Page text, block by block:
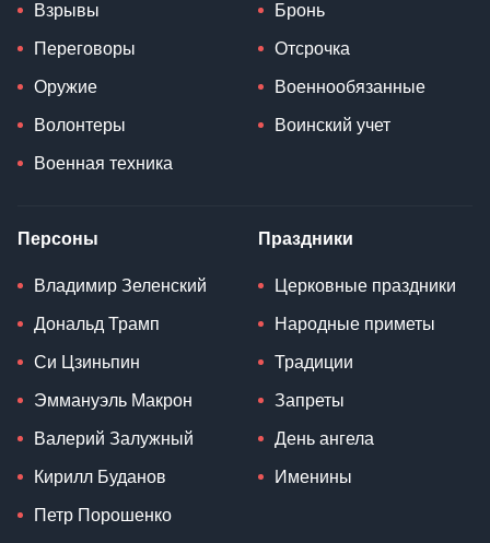
Взрывы
Переговоры
Оружие
Волонтеры
Военная техника
Бронь
Отсрочка
Военнообязанные
Воинский учет
Персоны
Владимир Зеленский
Дональд Трамп
Си Цзиньпин
Эммануэль Макрон
Валерий Залужный
Кирилл Буданов
Петр Порошенко
Праздники
Церковные праздники
Народные приметы
Традиции
Запреты
День ангела
Именины